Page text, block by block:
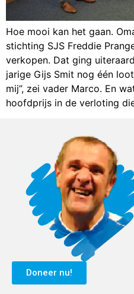
Hoe mooi kan het gaan.
stichting SJS Freddie
verkopen. Dat ging
jarige Gijs Smit nog één
mij”, zei vader Marco. En
hoofdprijs in de verloting
Doneer nu!